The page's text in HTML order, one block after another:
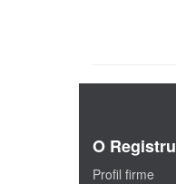
O Registru
Profil firme